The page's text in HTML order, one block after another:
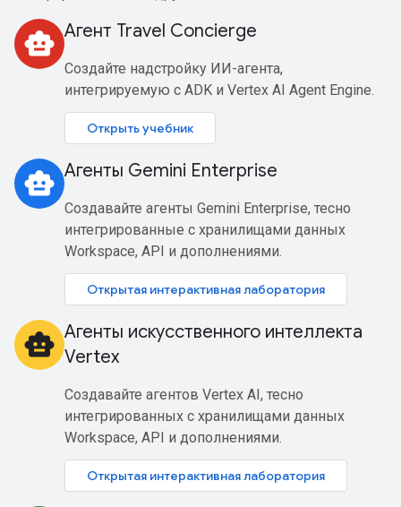
smart_toy Агент Travel Concierge
Создайте надстройку ИИ-агента,
интегрируемую с ADK и Vertex AI Agent Engine.
Открыть учебник
smart_toy Агенты Gemini Enterprise
Создавайте агенты Gemini Enterprise, тесно
интегрированные с хранилищами данных
Workspace, API и дополнениями.
Открытая интерактивная лаборатория
smart_toy Агенты искусственного интеллекта
Vertex
Создавайте агентов Vertex AI, тесно
интегрированных с хранилищами данных
Workspace, API и дополнениями.
Открытая интерактивная лаборатория